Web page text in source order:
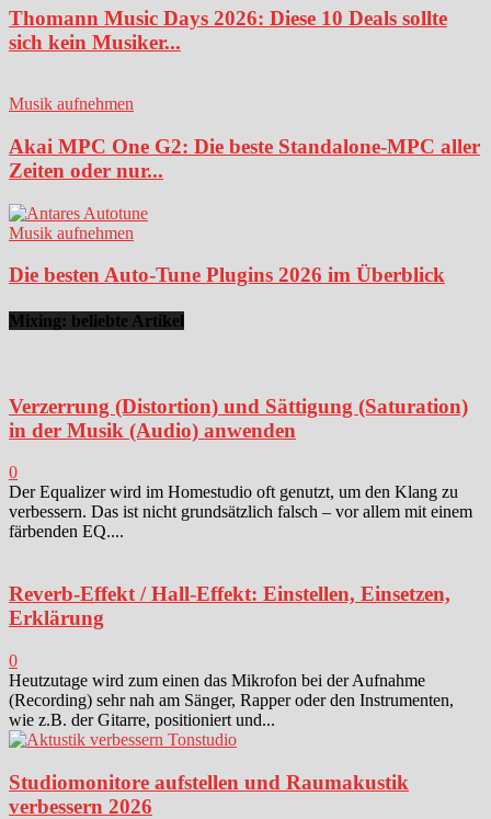
Thomann Music Days 2026: Diese 10 Deals sollte
sich kein Musiker...
Musik aufnehmen
Akai MPC One G2: Die beste Standalone-MPC aller
Zeiten oder nur...
Musik aufnehmen
Die besten Auto-Tune Plugins 2026 im Überblick
Mixing: beliebte Artikel
Verzerrung (Distortion) und Sättigung (Saturation)
in der Musik (Audio) anwenden
0
Der Equalizer wird im Homestudio oft genutzt, um den Klang zu
verbessern. Das ist nicht grundsätzlich falsch – vor allem mit einem
färbenden EQ....
Reverb-Effekt / Hall-Effekt: Einstellen, Einsetzen,
Erklärung
0
Heutzutage wird zum einen das Mikrofon bei der Aufnahme
(Recording) sehr nah am Sänger, Rapper oder den Instrumenten,
wie z.B. der Gitarre, positioniert und...
Studiomonitore aufstellen und Raumakustik
verbessern 2026